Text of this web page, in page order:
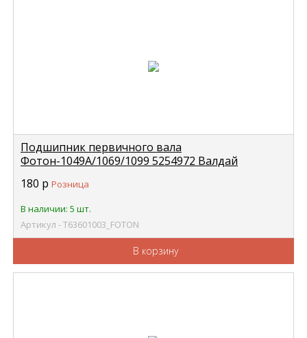
Подшипник первичного вала
Фотон-1049А/1069/1099 5254972 Валдай
Т63601003
180 р Розница
В наличии: 5 шт.
Артикул - Т63601003_FOTON
В корзину